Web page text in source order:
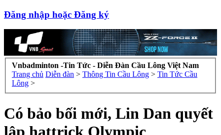
Đăng nhập hoặc Đăng ký
Vnbadminton -Tin Tức - Diễn Đàn Cầu Lông Việt Nam
Trang chủ Diễn đàn > Thông Tin Cầu Lông > Tin Tức Cầu
Lông >
Có bảo bối mới, Lin Dan quyết